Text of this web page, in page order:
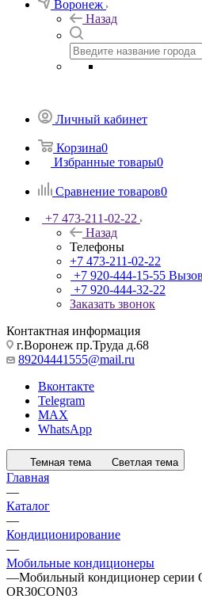
Воронеж
Назад
Личный кабинет
Корзина0
Избранные товары0
Сравнение товаров0
+7 473-211-02-22
Назад
Телефоны
+7 473-211-02-22
+7 920-444-15-55
+7 920-444-32-22
Заказать звонок
Контактная информация
г.Воронеж пр.Труда д.68
89204441555@mail.ru
Вконтакте
Telegram
MAX
WhatsApp
Темная тема Светлая тема
Главная
—
Каталог
—
Кондиционирование
—
Мобильные кондиционеры
—Мобильный кондиционер серии
OR30CON03